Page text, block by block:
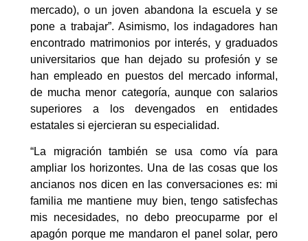
mercado), o un joven abandona la escuela y se
pone a trabajar”. Asimismo, los indagadores han
encontrado matrimonios por interés, y graduados
universitarios que han dejado su profesión y se
han empleado en puestos del mercado informal,
de mucha menor categoría, aunque con salarios
superiores a los devengados en entidades
estatales si ejercieran su especialidad.
“La migración también se usa como vía para
ampliar los horizontes. Una de las cosas que los
ancianos nos dicen en las conversaciones es: mi
familia me mantiene muy bien, tengo satisfechas
mis necesidades, no debo preocuparme por el
apagón porque me mandaron el panel solar, pero